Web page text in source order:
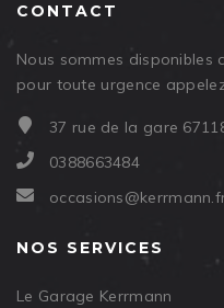
CONTACT
Nous sommes disponibles
pour toute urgence
37 rue de la gare
0388663484
NOS SERVICES
Le Garage Kerrmann